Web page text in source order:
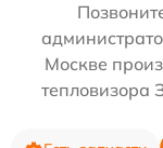
Москве
тепловизора